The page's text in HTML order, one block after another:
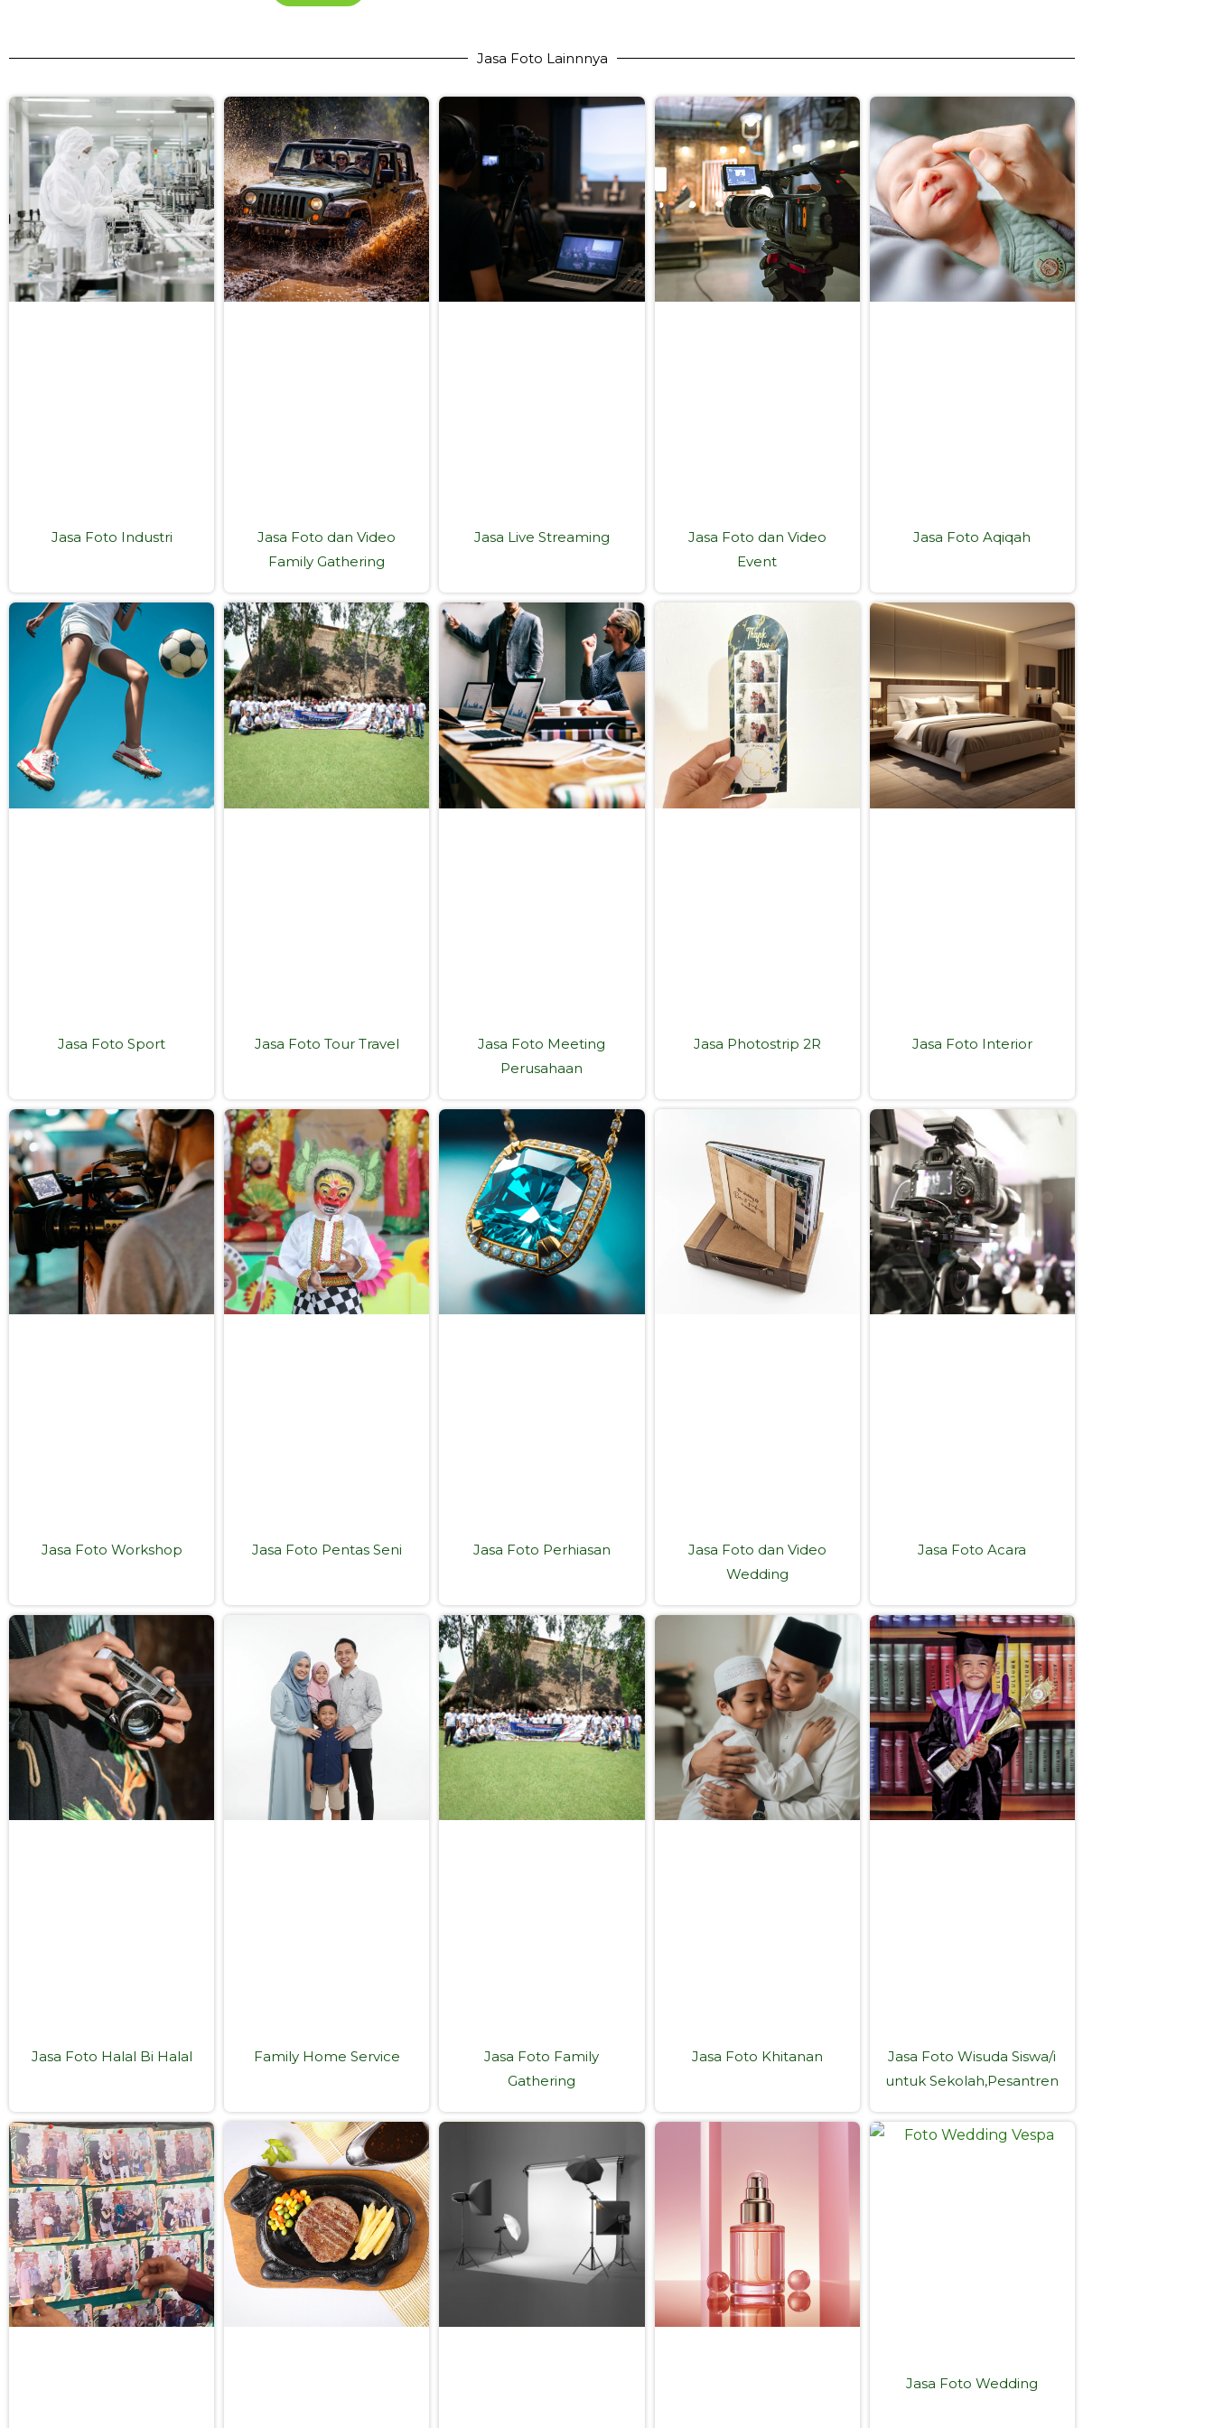
Jasa Foto Lainnnya
Jasa Foto Industri
Jasa Foto dan Video
Family Gathering
Jasa Live Streaming
Jasa Foto dan Video
Event
Jasa Foto Aqiqah
Jasa Foto Sport Jasa Foto Tour Travel
Jasa Foto Meeting
Perusahaan
Jasa Photostrip 2R Jasa Foto Interior
Jasa Foto Workshop Jasa Foto Pentas Seni Jasa Foto Perhiasan
Jasa Foto dan Video
Wedding
Jasa Foto Acara
Jasa Foto Halal Bi Halal Family Home Service
Jasa Foto Family
Gathering
Jasa Foto Khitanan
Jasa Foto Wisuda Siswa/i
untuk Sekolah,Pesantren
Jasa Foto Wedding